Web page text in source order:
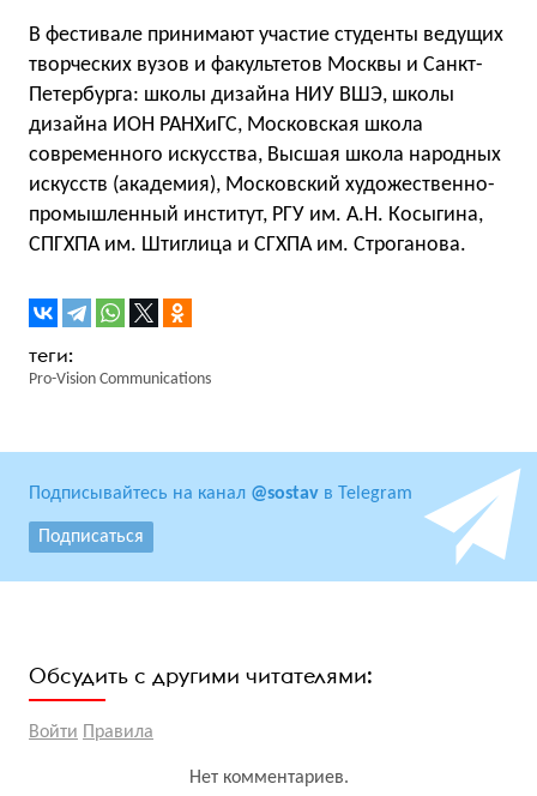
В фестивале принимают участие студенты ведущих
творческих вузов и факультетов Москвы и Санкт-
Петербурга: школы дизайна НИУ ВШЭ, школы
дизайна ИОН РАНХиГС, Московская школа
современного искусства, Высшая школа народных
искусств (академия), Московский художественно-
промышленный институт, РГУ им. А.Н. Косыгина,
СПГХПА им. Штиглица и СГХПА им. Строганова.
Pro-Vision Communications
Подписывайтесь на канал @sostav в Telegram
Подписаться
Обсудить с другими читателями:
Войти Правила
Нет комментариев.